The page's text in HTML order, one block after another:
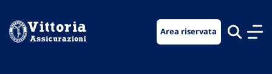
menu
contenuto
footer
Area riservata